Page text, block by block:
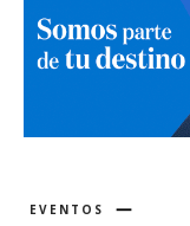
EVENTOS